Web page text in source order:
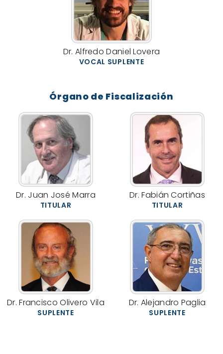
Dr. Alfredo Daniel Lovera
VOCAL SUPLENTE
Órgano de Fiscalización
Dr. Juan José Marra
TITULAR
Dr. Fabián Cortiñas
TITULAR
Dr. Francisco Olivero Vila
SUPLENTE
Dr. Alejandro Paglia
SUPLENTE